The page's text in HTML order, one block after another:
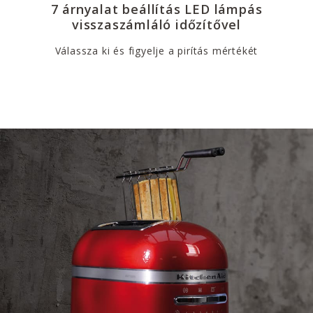
7 árnyalat beállítás LED lámpás
visszaszámláló időzítővel
Válassza ki és figyelje a pirítás mértékét